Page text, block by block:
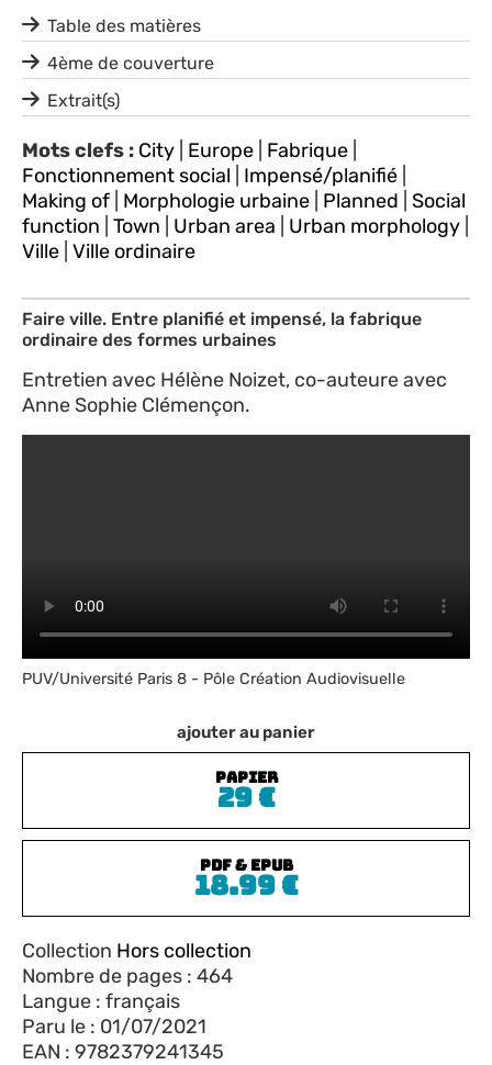
ajouter au panier
PAPIER
29€
PDF & EPUB
18.99€
Collection Hors collection
Nombre de pages : 464
Langue : français
Paru le : 01/07/2021
EAN : 9782379241345
Table des matières
4ème de couverture
Extrait(s)
Mots clefs : City Europe Fabrique
Fonctionnement social
Impensé/planifié
Making of Morphologie urbaine Planned Social
function Town Urban area Urban morphology
Ville Ville ordinaire
Faire ville. Entre planifié et impensé, la fabrique
ordinaire des formes urbaines
Entretien avec Hélène Noizet, co-auteure avec
Anne Sophie Clémençon.
PUV/Université Paris 8 - Pôle Création Audiovisuelle